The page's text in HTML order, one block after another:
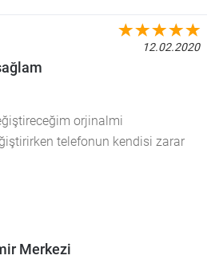
12.02.2020
orjinalmi
telefonun kendisi zarar
Merkezi